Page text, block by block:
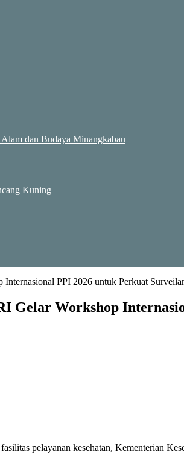
dan Budaya Minangkabau
Kuning
PPI 2026 untuk Perkuat
Gelar Workshop
pelayanan kesehatan, Kementerian